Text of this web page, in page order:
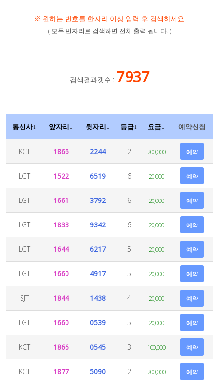
※ 원하는 번호를 한자리 이상 입력 후 검색하세요.
( 모두 빈자리로 검색하면 전체 출력 됩니다. )
검색결과갯수 : 7937
통신사↓ 앞자리↓ 뒷자리↓ 등급↓ 요금↓ 예약신청
KCT 1866 2244 2 200,000 예약
LGT 1522 6519 6 20,000 예약
LGT 1661 3792 6 20,000 예약
LGT 1833 9342 6 20,000 예약
LGT 1644 6217 5 20,000 예약
LGT 1660 4917 5 20,000 예약
SJT 1844 1438 4 20,000 예약
LGT 1660 0539 5 20,000 예약
KCT 1866 0545 3 100,000 예약
KCT 1877 5090 2 200,000 예약